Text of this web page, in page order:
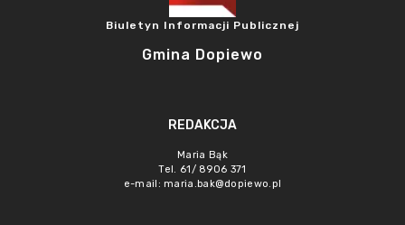
Biuletyn Informacji Publicznej
Gmina Dopiewo
REDAKCJA
Maria Bąk
Tel. 61/ 8906 371
e-mail: maria.bak@dopiewo.pl